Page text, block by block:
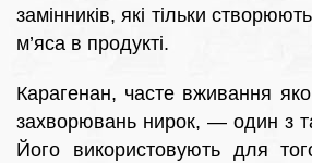
замінників, які тільки
м’яса в продукті.
Карагенан, часте вживання
захворювань нирок, — один з
Його використовують для